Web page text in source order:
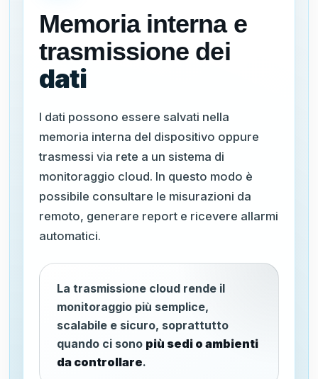
Memoria interna e
trasmissione dei
dati
I dati possono essere salvati nella
memoria interna del dispositivo oppure
trasmessi via rete a un sistema di
monitoraggio cloud. In questo modo è
possibile consultare le misurazioni da
remoto, generare report e ricevere allarmi
automatici.
La trasmissione cloud rende il
monitoraggio più semplice,
scalabile e sicuro, soprattutto
quando ci sono più sedi o ambienti
da controllare.